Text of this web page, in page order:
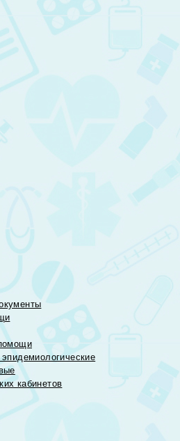
кабинетов